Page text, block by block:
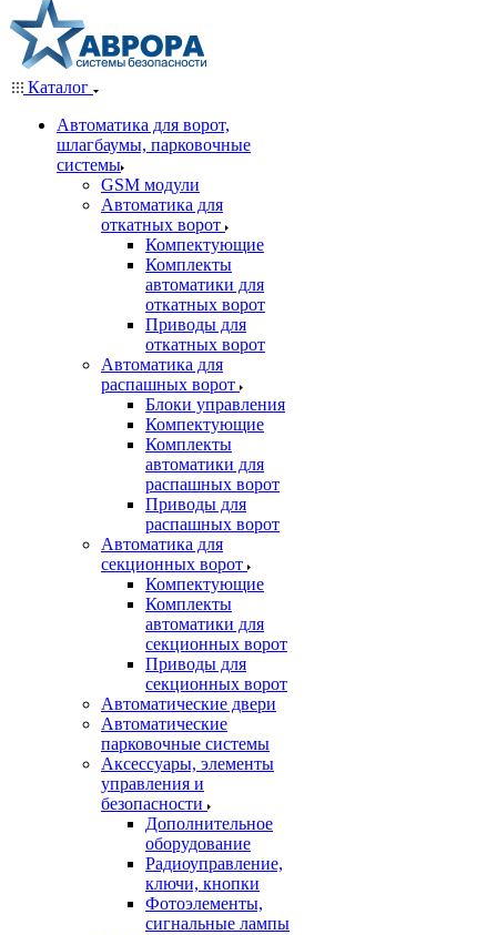
Каталог
Автоматика для ворот,
шлагбаумы, парковочные
системы
GSM модули
Автоматика для
откатных ворот
Компектующие
Комплекты
автоматики для
откатных ворот
Приводы для
откатных ворот
Автоматика для
распашных ворот
Блоки управления
Компектующие
Комплекты
автоматики для
распашных ворот
Приводы для
распашных ворот
Автоматика для
секционных ворот
Компектующие
Комплекты
автоматики для
секционных ворот
Приводы для
секционных ворот
Автоматические двери
Автоматические
парковочные системы
Аксессуары, элементы
управления и
безопасности
Дополнительное
оборудование
Радиоуправление,
ключи, кнопки
Фотоэлементы,
сигнальные лампы